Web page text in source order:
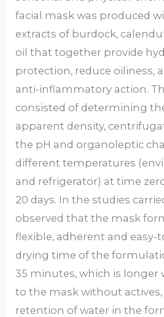
facial mask was produced
extracts of burdock,
oil that together provide
protection, reduce oiliness,
anti-inflammatory action.
consisted of determining
apparent density,
the pH and organoleptic
different temperatures
and refrigerator) at time
20 days. In the studies
observed that the mask
flexible, adherent and easy-
drying time of the
35 minutes, which is longer
to the mask without
retention of water in the